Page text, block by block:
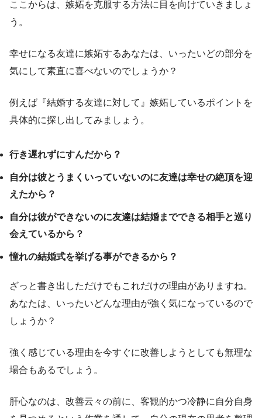
ここからは、嫉妬を克服する方法に目を向けていきましょ
う。
幸せになる友達に嫉妬するあなたは、いったいどの部分を
気にして素直に喜べないのでしょうか？
例えば『結婚する友達に対して』嫉妬しているポイントを
具体的に探し出してみましょう。
行き遅れずにすんだから？
自分は彼とうまくいっていないのに友達は幸せの絶頂を迎
えたから？
自分は彼ができないのに友達は結婚までできる相手と巡り
会えているから？
憧れの結婚式を挙げる事ができるから？
ざっと書き出しただけでもこれだけの理由がありますね。
あなたは、いったいどんな理由が強く気になっているので
しょうか？
強く感じている理由を今すぐに改善しようとしても無理な
場合もあるでしょう。
肝心なのは、改善云々の前に、客観的かつ冷静に自分自身